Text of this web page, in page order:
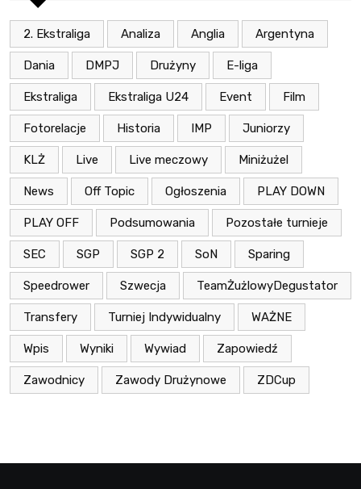
2. Ekstraliga Analiza Anglia Argentyna
Dania DMPJ Drużyny E-liga
Ekstraliga Ekstraliga U24 Event Film
Fotorelacje Historia IMP Juniorzy
KLŻ Live Live meczowy Miniżużel
News Off Topic Ogłoszenia PLAY DOWN
PLAY OFF Podsumowania Pozostałe turnieje
SEC SGP SGP 2 SoN Sparing
Speedrower Szwecja TeamŻużlowyDegustator
Transfery Turniej Indywidualny WAŻNE
Wpis Wyniki Wywiad Zapowiedź
Zawodnicy Zawody Drużynowe ZDCup